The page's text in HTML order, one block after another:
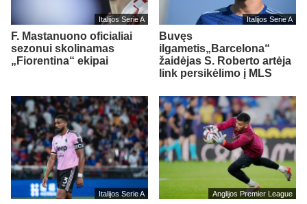
Italijos Serie A
F. Mastanuono oficialiai
sezonui skolinamas
„Fiorentina“ ekipai
Italijos Serie A
Buvęs
ilgametis„Barcelona“
žaidėjas S. Roberto artėja
link persikėlimo į MLS
Italijos Serie A Anglijos Premier League